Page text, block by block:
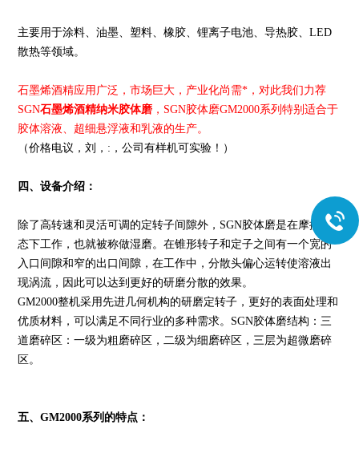
主要用于涂料、油墨、塑料、橡胶、锂离子电池、导热胶、LED
散热等领域。
石墨烯酒精应用广泛，市场巨大，产业化尚需*，对此我们力荐
SGN石墨烯酒精纳米胶体磨 ，SGN胶体磨GM2000系列特别适合于
胶体溶液、超细悬浮液和乳液的生产。
（价格电议，刘，:，公司有样机可实验！）
四、设备介绍：
除了高转速和灵活可调的定转子间隙外，SGN胶体磨是在摩擦状
态下工作，也就被称做湿磨。在锥形转子和定子之间有一个宽的
入口间隙和窄的出口间隙，在工作中，分散头偏心运转使溶液出
现涡流，因此可以达到更好的研磨分散的效果。
GM2000整机采用先进几何机构的研磨定转子，更好的表面处理和
优质材料，可以满足不同行业的多种需求。SGN胶体磨结构：三
道磨碎区：一级为粗磨碎区，二级为细磨碎区，三层为超微磨碎
区。
五、GM2000系列 的特点：